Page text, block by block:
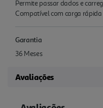
Permite passar dados e
Compatível com carga rápida
Garantia
36 Meses
Avaliações